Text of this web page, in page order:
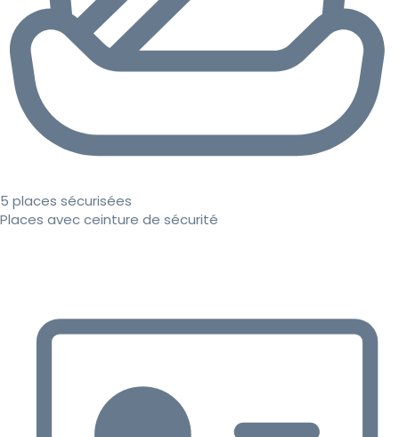
5 places sécurisées
Places avec ceinture de sécurité